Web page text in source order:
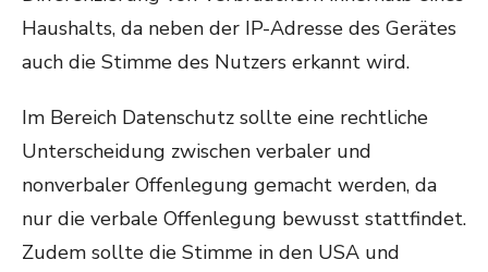
Haushalts, da neben der IP-Adresse des Gerätes
auch die Stimme des Nutzers erkannt wird.
Im Bereich Datenschutz sollte eine rechtliche
Unterscheidung zwischen verbaler und
nonverbaler Offenlegung gemacht werden, da
nur die verbale Offenlegung bewusst stattfindet.
Zudem sollte die Stimme in den USA und